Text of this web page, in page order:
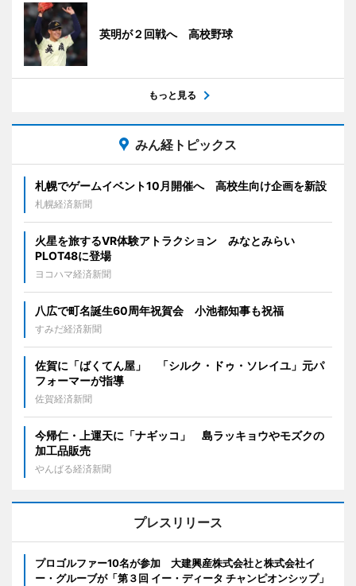
英明が２回戦へ 高校野球
もっと見る
みん経トピックス
札幌でゲームイベント10月開催へ 高校生向け企画を新設
札幌経済新聞
火星を旅するVR体験アトラクション みなとみらい
PLOT48に登場
ヨコハマ経済新聞
八広で町名誕生60周年祝賀会 小池都知事も祝福
すみだ経済新聞
佐賀に「ばくてん屋」 「シルク・ドゥ・ソレイユ」元パ
フォーマーが指導
佐賀経済新聞
今帰仁・上運天に「ナギッコ」 島ラッキョウやモズクの
加工品販売
やんばる経済新聞
プレスリリース
プロゴルファー10名が参加 大建興産株式会社と株式会社イ
ー・グルーブが「第３回 イー・ディータ チャンピオンシップ」